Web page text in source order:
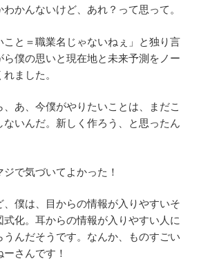
かんないけど、あれ？って思って。
こと＝職業名じゃないねぇ」と独り言
ら僕の思いと現在地と未来予測をノー
ました。
、あ、今僕がやりたいことは、まだこ
ないんだ。新しく作ろう、と思ったん
で気づいてよかった！
、僕は、目からの情報が入りやすいそ
式化。耳からの情報が入りやすい人に
うんだそうです。なんか、ものすごい
さんです！